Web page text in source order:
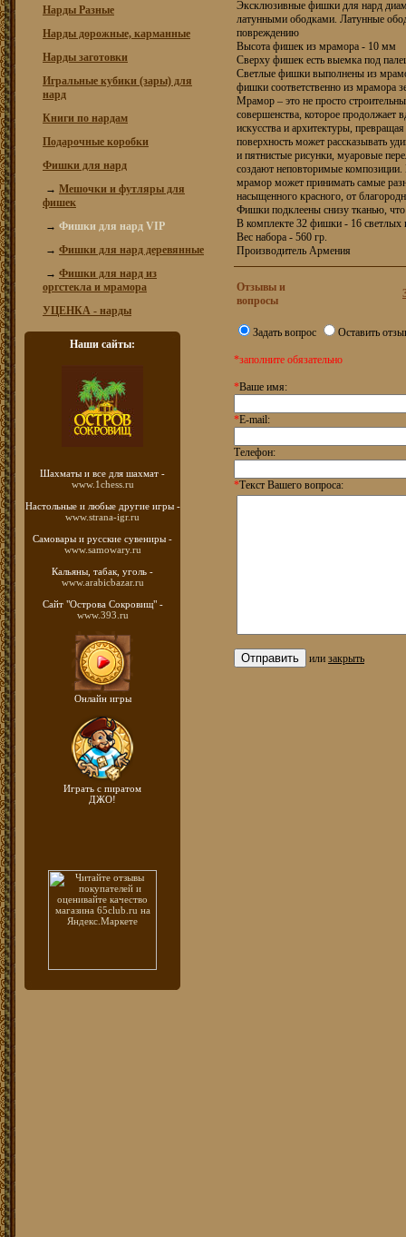
Нарды Разные
Нарды дорожные, карманные
Нарды заготовки
Игральные кубики (зары) для
нард
Книги по нардам
Подарочные коробки
Фишки для нард
→ Мешочки и футляры для
фишек
→ Фишки для нард VIP
→ Фишки для нард деревянные
→ Фишки для нард из
оргстекла и мрамора
УЦЕНКА - нарды
Наши сайты:
Шахматы и все для шахмат -
www.1chess.ru
Настольные и любые другие игры -
www.strana-igr.ru
Самовары и русские сувениры -
www.samowary.ru
Кальяны, табак, уголь -
www.arabicbazar.ru
Сайт "Острова Сокровищ" -
www.393.ru
Онлайн игры
Играть с пиратом
ДЖО!
Эксклюзивные фишки для нард
латунными ободками. Латунные
повреждению
Высота фишек из мрамора - 10 мм
Сверху фишек есть выемка под
Светлые фишки выполнены из
фишки соответственно из мрамора
Мрамор – это не просто
совершенства, которое продолжает
искусства и архитектуры,
поверхность может рассказывать
и пятнистые рисунки, муаровые
создают неповторимые
мрамор может принимать самые
насыщенного красного, от
Фишки подклеены снизу тканью,
В комплекте 32 фишки - 16 светлых
Вес набора - 560 гр.
Производитель Армения
Отзывы и
вопросы
Задать вопрос Оставить
*заполните обязательно
*Ваше имя:
*E-mail:
Телефон:
*Текст Вашего вопроса:
или закрыть